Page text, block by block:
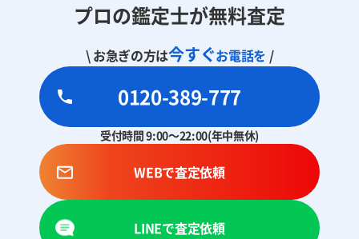
プロの鑑定士が無料査定
\ お急ぎの方は今すぐお電話を /
0120-389-777
受付時間 9:00～22:00(年中無休)
WEBで査定依頼
LINEで査定依頼